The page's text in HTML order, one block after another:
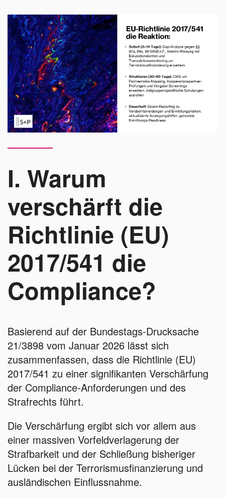
I. Warum
verschärft die
Richtlinie (EU)
2017/541 die
Compliance?
Basierend auf der Bundestags-Drucksache
21/3898 vom Januar 2026 lässt sich
zusammenfassen, dass die Richtlinie (EU)
2017/541 zu einer signifikanten Verschärfung
der Compliance-Anforderungen und des
Strafrechts führt.
Die Verschärfung ergibt sich vor allem aus
einer massiven Vorfeldverlagerung der
Strafbarkeit und der Schließung bisheriger
Lücken bei der Terrorismusfinanzierung und
ausländischen Einflussnahme.